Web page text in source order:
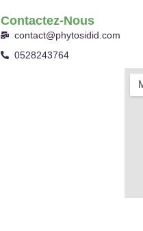
Contactez-Nous
contact@phytosidid.com
0528243764